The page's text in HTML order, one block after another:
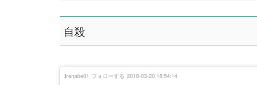
自殺
frenabe01 フォローする 2018-03-20 18:54:14